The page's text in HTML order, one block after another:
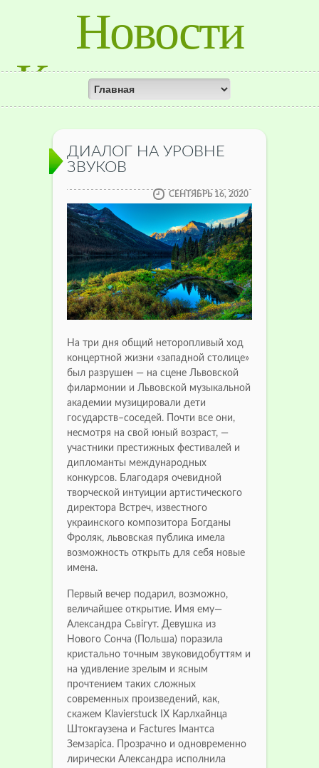
Новости
Красноярского
Края
ДИАЛОГ НА УРОВНЕ
ЗВУКОВ
СЕНТЯБРЬ 16, 2020
На три дня общий неторопливый ход
концертной жизни «западной столице»
был разрушен — на сцене Львовской
филармонии и Львовской музыкальной
академии музицировали дети
государств–соседей. Почти все они,
несмотря на свой юный возраст, —
участники престижных фестивалей и
дипломанты международных
конкурсов. Благодаря очевидной
творческой интуиции артистического
директора Встреч, известного
украинского композитора Богданы
Фроляк, львовская публика имела
возможность открыть для себя новые
имена.
Первый вечер подарил, возможно,
величайшее открытие. Имя ему—
Александра Сьвігут. Девушка из
Нового Сонча (Польша) поразила
кристально точным звуковидобуттям и
на удивление зрелым и ясным
прочтением таких сложных
современных произведений, как,
скажем Klavierstuck IX Карлхайнца
Штокгаузена и Factures Імантса
Земзаріса. Прозрачно и одновременно
лирически Александра исполнила